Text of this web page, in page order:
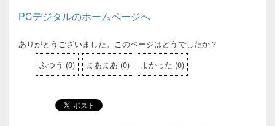
PCデジタルのホームページへ
ありがとうございました。このページはどうでしたか？
ふつう (0) まあまあ (0) よかった (0)